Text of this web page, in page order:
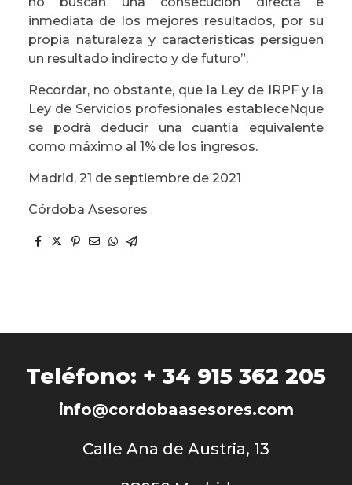
inmediata de los mejores resultados, por su
propia naturaleza y características persiguen
un resultado indirecto y de futuro”.
Recordar, no obstante, que la Ley de IRPF y la
Ley de Servicios profesionales estableceNque
se podrá deducir una cuantía equivalente
como máximo al 1% de los ingresos.
Madrid, 21 de septiembre de 2021
Córdoba Asesores
Teléfono: + 34 915 362 205
info@cordobaasesores.com
Calle Ana de Austria, 13